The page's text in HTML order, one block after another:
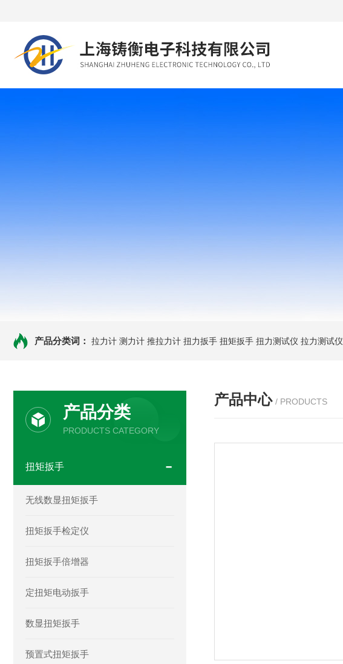
产品分类词： 拉力计 测力计 推拉力计 扭力扳手 扭矩扳手 扭力测试仪 拉力测试仪
产品分类
PRODUCTS CATEGORY
扭矩扳手
无线数显扭矩扳手
扭矩扳手检定仪
扭矩扳手倍增器
定扭矩电动扳手
数显扭矩扳手
预置式扭矩扳手
产品中心 / PRODUCTS